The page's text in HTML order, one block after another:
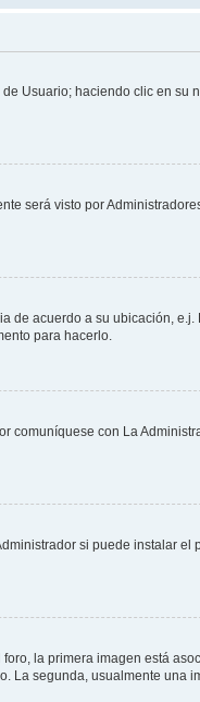
Usuario; haciendo clic en su
será visto por
de acuerdo a su ubicación, e.j.
para hacerlo.
comuníquese con La
si puede instalar el
la primera imagen está
La segunda, usualmente una